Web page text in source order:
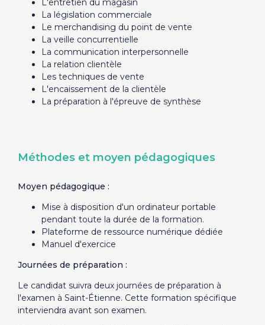
L'entretien du magasin
La législation commerciale
Le merchandising du point de vente
La veille concurrentielle
La communication interpersonnelle
La relation clientèle
Les techniques de vente
L'encaissement de la clientèle
La préparation à l'épreuve de synthèse
Méthodes et moyen pédagogiques
Moyen pédagogique :
Mise à disposition d'un ordinateur portable
pendant toute la durée de la formation.
Plateforme de ressource numérique dédiée
Manuel d'exercice
Journées de préparation :
Le candidat suivra deux journées de préparation à
l'examen à Saint-Étienne. Cette formation spécifique
interviendra avant son examen.